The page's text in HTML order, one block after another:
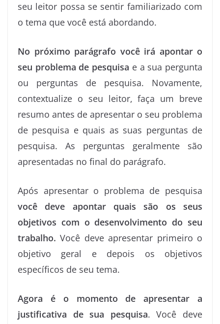
seu leitor possa se sentir familiarizado com
o tema que você está abordando.
No próximo parágrafo você irá apontar o
seu problema de pesquisa e a sua pergunta
ou perguntas de pesquisa. Novamente,
contextualize o seu leitor, faça um breve
resumo antes de apresentar o seu problema
de pesquisa e quais as suas perguntas de
pesquisa. As perguntas geralmente são
apresentadas no final do parágrafo.
Após apresentar o problema de pesquisa
você deve apontar quais são os seus
objetivos com o desenvolvimento do seu
trabalho. Você deve apresentar primeiro o
objetivo geral e depois os objetivos
específicos de seu tema.
Agora é o momento de apresentar a
justificativa de sua pesquisa. Você deve